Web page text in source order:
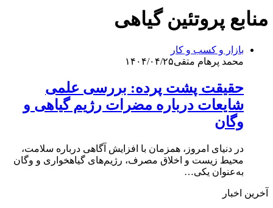
منابع پروتئین گیاهی
بازار و کسب و کار
محمد پرهام متقی۱۴۰۴/۰۴/۲۵
حقیقت پشت پرده: بررسی علمی
شایعات درباره مضرات رژیم گیاهی و
وگان
در دنیای امروز، همزمان با افزایش آگاهی درباره سلامت،
محیط‌ زیست و اخلاق مصرف، رژیم‌های گیاهخواری و وگان
به‌عنوان یکی…
آخرین اخبار